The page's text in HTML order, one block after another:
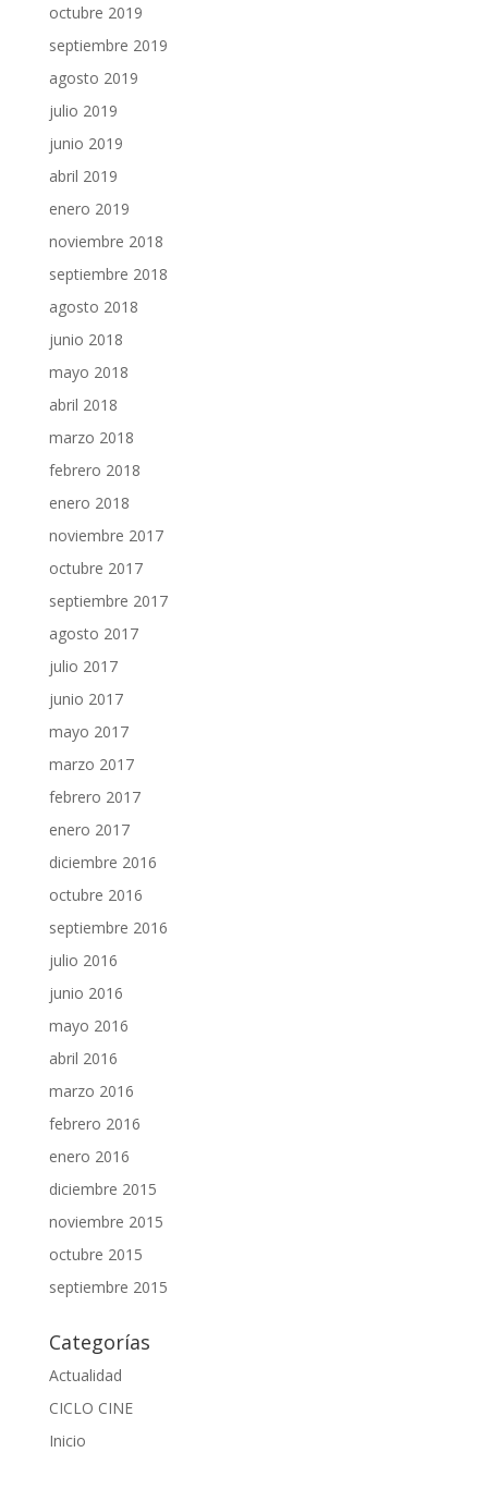
octubre 2019
septiembre 2019
agosto 2019
julio 2019
junio 2019
abril 2019
enero 2019
noviembre 2018
septiembre 2018
agosto 2018
junio 2018
mayo 2018
abril 2018
marzo 2018
febrero 2018
enero 2018
noviembre 2017
octubre 2017
septiembre 2017
agosto 2017
julio 2017
junio 2017
mayo 2017
marzo 2017
febrero 2017
enero 2017
diciembre 2016
octubre 2016
septiembre 2016
julio 2016
junio 2016
mayo 2016
abril 2016
marzo 2016
febrero 2016
enero 2016
diciembre 2015
noviembre 2015
octubre 2015
septiembre 2015
Categorías
Actualidad
CICLO CINE
Inicio